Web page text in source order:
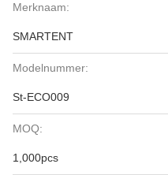
Merknaam:
SMARTENT
Modelnummer:
St-ECO009
MOQ:
1,000pcs